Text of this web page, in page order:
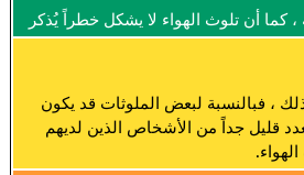
، كما أن تلوث الهواء لا يشكل خطراً يُذكر
، فبالنسبة لبعض الملوثات قد يكون
قليل جداً من الأشخاص الذين لديهم